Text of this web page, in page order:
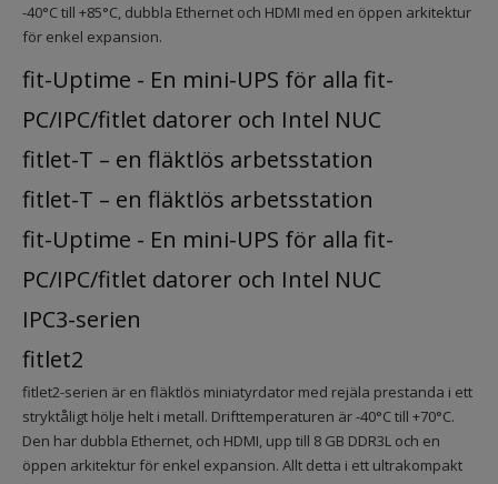
-40°C till +85°C, dubbla Ethernet och HDMI med en öppen arkitektur
för enkel expansion.
fit-Uptime - En mini-UPS för alla fit-
PC/IPC/fitlet datorer och Intel NUC
fitlet-T – en fläktlös arbetsstation
fitlet-T – en fläktlös arbetsstation
fit-Uptime - En mini-UPS för alla fit-
PC/IPC/fitlet datorer och Intel NUC
IPC3-serien
fitlet2
fitlet2-serien är en fläktlös miniatyrdator med rejäla prestanda i ett
stryktåligt hölje helt i metall. Drifttemperaturen är -40°C till +70°C.
Den har dubbla Ethernet, och HDMI, upp till 8 GB DDR3L och en
öppen arkitektur för enkel expansion. Allt detta i ett ultrakompakt